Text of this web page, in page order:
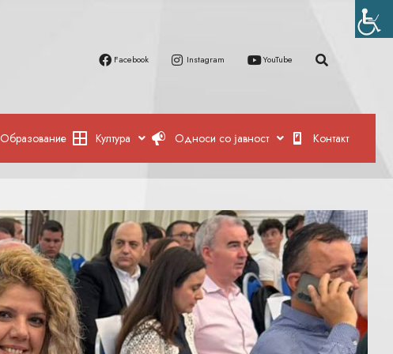
Facebook Instagram YouTube
Образование Култура Односи со јавност Контакт